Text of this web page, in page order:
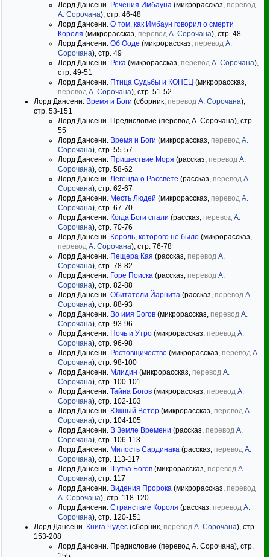
Лорд Дансени. Речения Имбауна (микрорассказ, перевод
А. Сорочана), стр. 46-48
Лорд Дансени. О том, как Имбаун говорил о смерти
Короля (микрорассказ, перевод А. Сорочана), стр. 48
Лорд Дансени. Об Ооде (микрорассказ, перевод А.
Сорочана), стр. 49
Лорд Дансени. Река (микрорассказ, перевод А. Сорочана),
стр. 49-51
Лорд Дансени. Птица Судьбы и КОНЕЦ (микрорассказ,
перевод А. Сорочана), стр. 51-52
Лорд Дансени. Время и Боги (сборник, перевод А. Сорочана),
стр. 53-151
Лорд Дансени. Предисловие (перевод А. Сорочана), стр.
55
Лорд Дансени. Время и Боги (микрорассказ, перевод А.
Сорочана), стр. 55-57
Лорд Дансени. Пришествие Моря (рассказ, перевод А.
Сорочана), стр. 58-62
Лорд Дансени. Легенда о Рассвете (рассказ, перевод А.
Сорочана), стр. 62-67
Лорд Дансени. Месть Людей (микрорассказ, перевод А.
Сорочана), стр. 67-70
Лорд Дансени. Когда Боги спали (рассказ, перевод А.
Сорочана), стр. 70-76
Лорд Дансени. Король, которого не было (микрорассказ,
перевод А. Сорочана), стр. 76-78
Лорд Дансени. Пещера Кая (рассказ, перевод А.
Сорочана), стр. 78-82
Лорд Дансени. Горе Поиска (рассказ, перевод А.
Сорочана), стр. 82-88
Лорд Дансени. Обитатели Йарнита (рассказ, перевод А.
Сорочана), стр. 88-93
Лорд Дансени. Во имя Богов (микрорассказ, перевод А.
Сорочана), стр. 93-96
Лорд Дансени. Ночь и Утро (микрорассказ, перевод А.
Сорочана), стр. 96-98
Лорд Дансени. Ростовщичество (микрорассказ, перевод А.
Сорочана), стр. 98-100
Лорд Дансени. Млидин (микрорассказ, перевод А.
Сорочана), стр. 100-101
Лорд Дансени. Тайна Богов (микрорассказ, перевод А.
Сорочана), стр. 102-103
Лорд Дансени. Южный Ветер (микрорассказ, перевод А.
Сорочана), стр. 104-105
Лорд Дансени. В Земле Времени (рассказ, перевод А.
Сорочана), стр. 106-113
Лорд Дансени. Милость Сардинака (рассказ, перевод А.
Сорочана), стр. 113-117
Лорд Дансени. Шутка Богов (микрорассказ, перевод А.
Сорочана), стр. 117
Лорд Дансени. Видения Пророка (микрорассказ, перевод
А. Сорочана), стр. 118-120
Лорд Дансени. Странствие Короля (рассказ, перевод А.
Сорочана), стр. 120-151
Лорд Дансени. Книга Чудес (сборник, перевод А. Сорочана), стр.
153-208
Лорд Дансени. Предисловие (перевод А. Сорочана), стр.